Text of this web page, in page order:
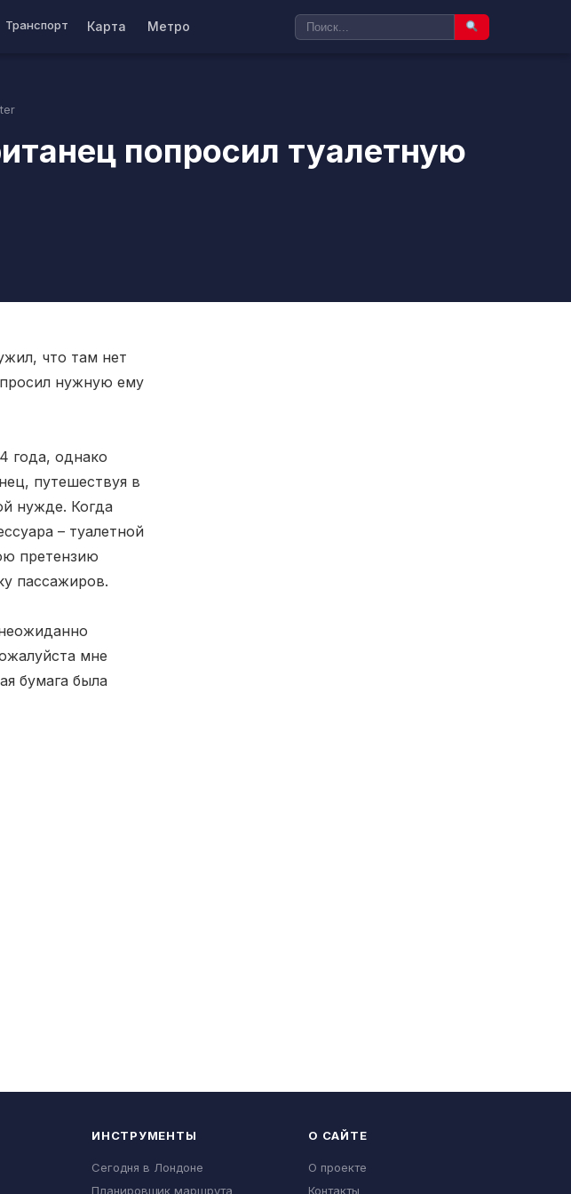
Транспорт Карта Метро
попросил туалетную
что там нет
нужную ему
года, однако
путешествуя в
нужде. Когда
– туалетной
претензию
пассажиров.
мне
бумага была
ИНСТРУМЕНТЫ
Сегодня в Лондоне
Планировщик маршрута
О САЙТЕ
О проекте
Контакты